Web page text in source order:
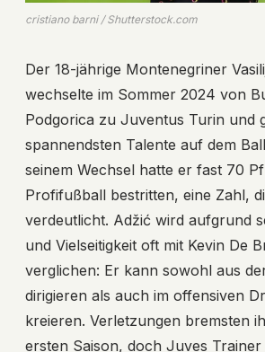
cristiano barni / Shutterstock.com
Der 18-jährige Montenegriner
wechselte im Sommer 2024 von
Podgorica zu Juventus Turin und
spannendsten Talente auf dem
seinem Wechsel hatte er fast 70
Profifußball bestritten, eine Zahl,
verdeutlicht. Adžić wird aufgrund
und Vielseitigkeit oft mit Kevin De
verglichen: Er kann sowohl aus
dirigieren als auch im offensiven
kreieren. Verletzungen bremsten
ersten Saison, doch Juves